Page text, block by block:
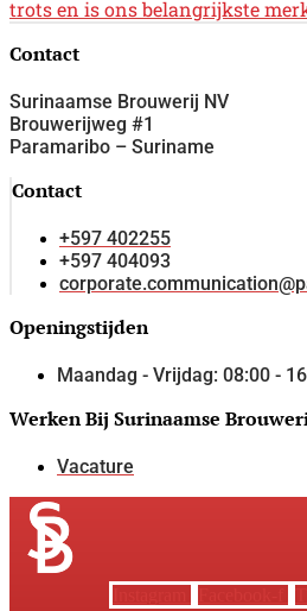
trots en is ons belangrijkste
Contact
Surinaamse Brouwerij NV
Brouwerijweg #1
Paramaribo – Suriname
Contact
+597 402255
+597 404093
Openingstijden
Maandag - Vrijdag: 08:00 -
Werken Bij Surinaamse
Vacature